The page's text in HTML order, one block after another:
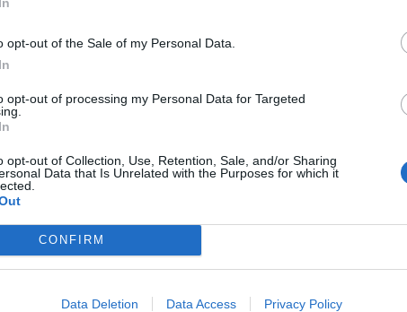
opt-out of the Sale of my Personal Data.
opt-out of processing my Personal Data for Targeted
opt-out of Collection, Use, Retention, Sale, and/or Sharing
Data that Is Unrelated with the Purposes for which it
CONFIRM
Data Deletion Data Access Privacy Policy
των καλουμένων ορίζονται ως εξής:
Φεβρουαρίου 2024, για τους στρατεύσιμους όλων των
που έτυχαν κατά το παρελθόν αναβολής για
ικανοί κατηγορίας Ι/2 έως Ι/4 με γνωμάτευση
Απαλλαγών των Ενόπλων Δυνάμεων.